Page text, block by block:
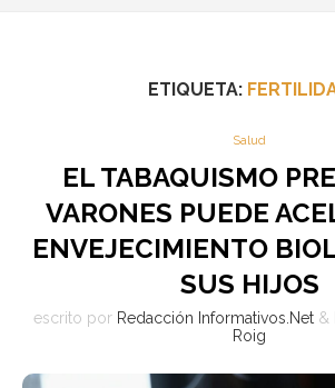
ETIQUETA:
Salud
EL TABAQUISMO
VARONES PUEDE
ENVEJECIMIENTO
SUS HIJOS
escrito por Redacción Informativos.Net &
Roig